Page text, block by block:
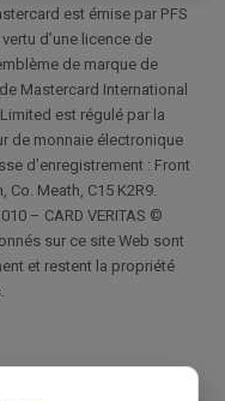
est émise par PFS
d’une licence de
de marque de
Mastercard International
est régulé par la
de monnaie électronique
d’enregistrement : Front
Meath, C15 K2R9.
– CARD VERITAS ©
sur ce site Web sont
et restent la propriété